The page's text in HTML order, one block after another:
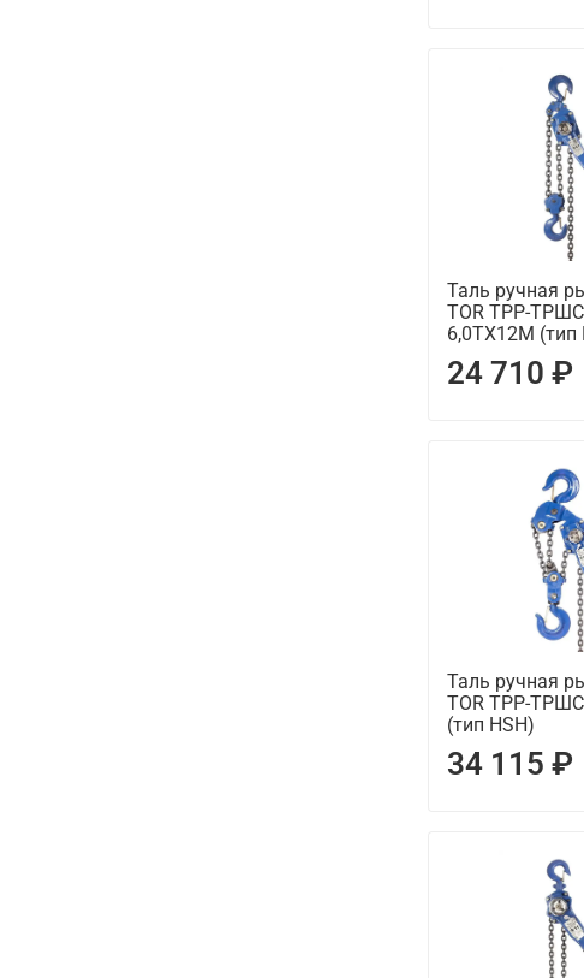
Таль ручная
TOR ТРР-
6,0ТХ12М (тип
24 710 ₽
Таль ручная
TOR ТРР-
(тип HSH)
34 115 ₽